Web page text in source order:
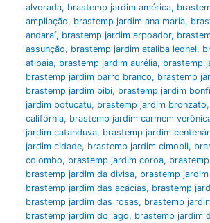
alvorada, brastemp jardim américa,
ampliação, brastemp jardim ana maria,
andaraí, brastemp jardim arpoador,
assunção, brastemp jardim ataliba leonel,
atibaia, brastemp jardim aurélia, brastemp
brastemp jardim barro branco, brastemp
brastemp jardim bibi, brastemp jardim
jardim botucatu, brastemp jardim bronzato,
califórnia, brastemp jardim carmem
jardim catanduva, brastemp jardim
jardim cidade, brastemp jardim cimobil,
colombo, brastemp jardim coroa,
brastemp jardim da divisa, brastemp
brastemp jardim das acácias, brastemp
brastemp jardim das rosas, brastemp
brastemp jardim do lago, brastemp jardim